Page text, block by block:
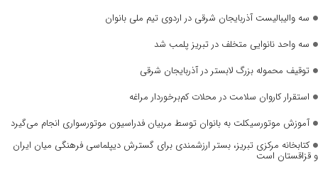
سه والیبالیست آذربایجان‌ شرقی در اردوی تیم ملی بانوان
سه واحد نانوایی متخلف در تبریز پلمب شد
توقیف محموله بزرگ لابستر در آذربایجان شرقی
استقرار کاروان سلامت در محلات کم‌برخوردار مراغه
آموزش موتورسیکلت به بانوان توسط مربیان فدراسیون موتورسواری انجام می‌گیرد
کتابخانه مرکزی تبریز، بستر ارزشمندی برای گسترش دیپلماسی فرهنگی میان ایران
و قزاقستان است